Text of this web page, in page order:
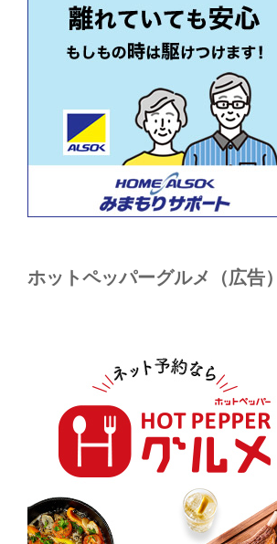
ホットペッパーグルメ（広告）